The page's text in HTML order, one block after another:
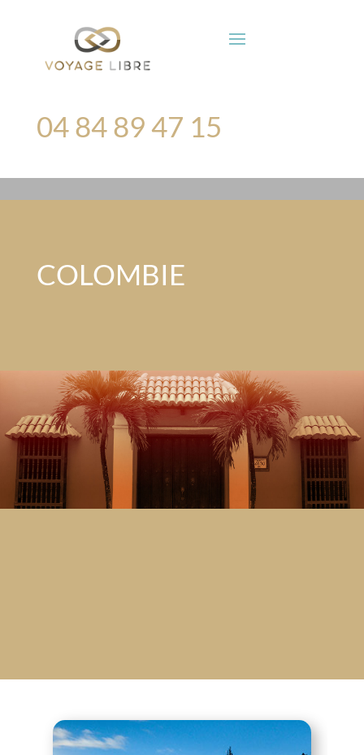
04 84 89 47 15
COLOMBIE